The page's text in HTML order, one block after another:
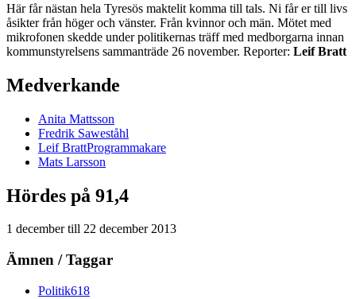
Här får nästan hela Tyresös maktelit komma till tals. Ni får er till livs
åsikter från höger och vänster. Från kvinnor och män. Mötet med
mikrofonen skedde under politikernas träff med medborgarna innan
kommunstyrelsens sammanträde 26 november. Reporter: Leif Bratt
Medverkande
Anita Mattsson
Fredrik Saweståhl
Leif BrattProgrammakare
Mats Larsson
Hördes på 91,4
1 decembertill 22 december 2013
Ämnen / Taggar
Politik618